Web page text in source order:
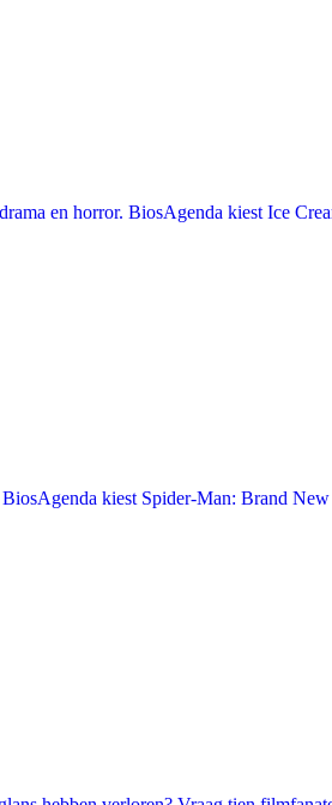
en horror. BiosAgenda kiest Ice
kiest Spider-Man: Brand